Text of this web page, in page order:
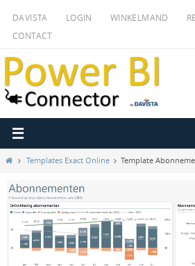
inhoud
DAVISTA LOGIN WINKELMAND
CONTACT
HomeTemplates Exact Online Template